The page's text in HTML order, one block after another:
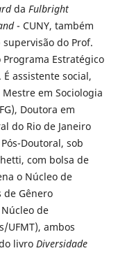
da Fulbright
- CUNY, também
do Prof.
Programa Estratégico
assistente social,
em Sociologia
Doutora em
do Rio de Janeiro
Doutoral, sob
com bolsa de
o Núcleo de
de Gênero
de
UFMT), ambos
livro Diversidade